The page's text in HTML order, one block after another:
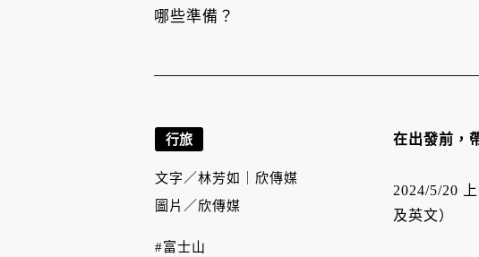
哪些準備？
在出發前，
2024/5/20
及英文）
行旅
文字／林芳如｜欣傳媒
圖片／ 欣傳媒
#富士山